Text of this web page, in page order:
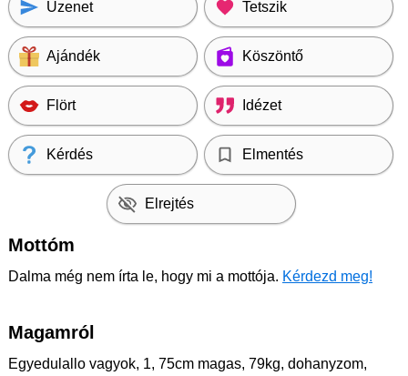
Üzenet Tetszik
Ajándék Köszöntő
Flört Idézet
Kérdés Elmentés
Elrejtés
Mottóm
Dalma még nem írta le, hogy mi a mottója. Kérdezd meg!
Magamról
Egyedulallo vagyok, 1, 75cm magas, 79kg, dohanyzom,